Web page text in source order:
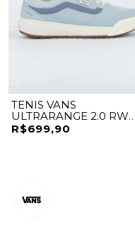
TENIS VANS
ULTRARANGE 2.0 RW
AZUL CLARO
R$699,90